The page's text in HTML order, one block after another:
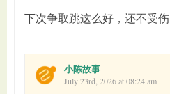
下次争取跳这么好，还不受伤
小陈故事
July 23rd, 2026 at 08:24 am